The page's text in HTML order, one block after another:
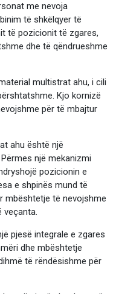
me nevoja
të shkëlqyer të
të pozicionit të zgares,
dhe të qëndrueshme
multistrat ahu, i cili
Kjo kornizë
për të mbajtur
ahu është një
një mekanizmi
pozicionin e
e shpinës mund të
mbështetje të nevojshme
veçanta.
pjesë integrale e zgares
dhe mbështetje
të rëndësishme për